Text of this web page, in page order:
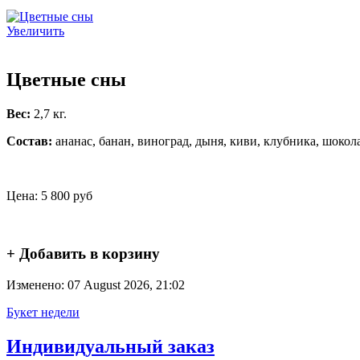
Увеличить
Цветные сны
Вес: 2,7 кг.
Состав: ананас, банан, виноград, дыня, киви, клубника,
Цена: 5 800 руб
+ Добавить в корзину
Изменено: 07 August 2026, 21:02
Букет недели
Индивидуальный заказ